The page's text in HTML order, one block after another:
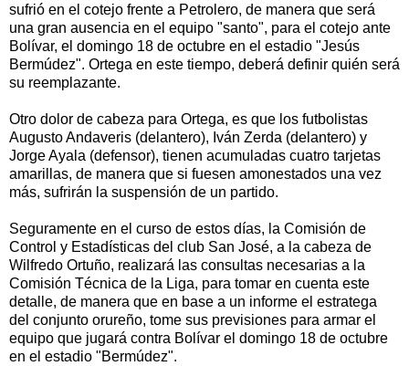
sufrió en el cotejo frente a Petrolero, de manera que será
una gran ausencia en el equipo "santo", para el cotejo ante
Bolívar, el domingo 18 de octubre en el estadio "Jesús
Bermúdez". Ortega en este tiempo, deberá definir quién será
su reemplazante.
Otro dolor de cabeza para Ortega, es que los futbolistas
Augusto Andaveris (delantero), Iván Zerda (delantero) y
Jorge Ayala (defensor), tienen acumuladas cuatro tarjetas
amarillas, de manera que si fuesen amonestados una vez
más, sufrirán la suspensión de un partido.
Seguramente en el curso de estos días, la Comisión de
Control y Estadísticas del club San José, a la cabeza de
Wilfredo Ortuño, realizará las consultas necesarias a la
Comisión Técnica de la Liga, para tomar en cuenta este
detalle, de manera que en base a un informe el estratega
del conjunto orureño, tome sus previsiones para armar el
equipo que jugará contra Bolívar el domingo 18 de octubre
en el estadio "Bermúdez".